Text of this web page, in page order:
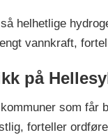
helhetlige
vannkraft,
på
som får
forteller